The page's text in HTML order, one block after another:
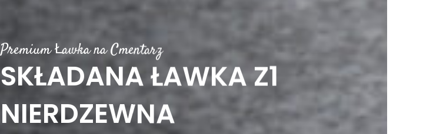
Premium Ławka na Cmentarz
SKŁADANA ŁAWKA Z1
NIERDZEWNA